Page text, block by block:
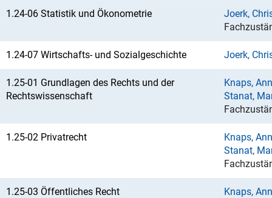
1.24-06 Statistik und Ökonometrie
Joerk,
1.24-07 Wirtschafts- und Sozialgeschichte Joerk,
1.25-01 Grundlagen des Rechts und der
Rechtswissenschaft
Knaps,
Stanat,
1.25-02 Privatrecht
Knaps,
Stanat,
1.25-03 Öffentliches Recht
Knaps,